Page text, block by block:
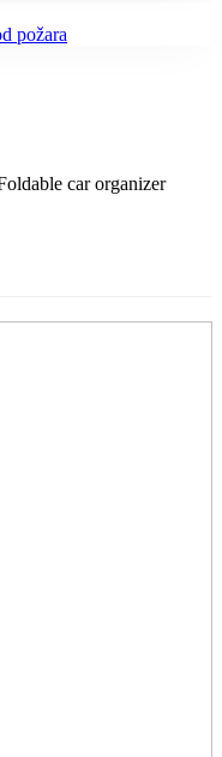
požara
car organizer